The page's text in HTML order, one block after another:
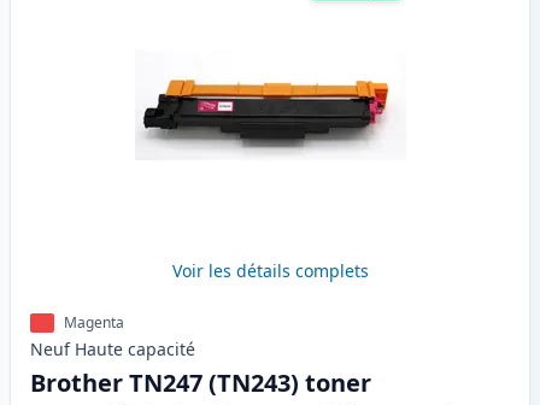
Voir les détails complets
Magenta
Neuf Haute capacité
Brother TN247 (TN243) toner